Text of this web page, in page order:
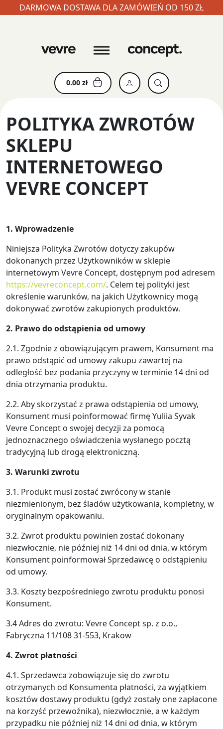
DARMOWA DOSTAWA DLA ZAMÓWIEŃ OD 150 ZŁ
0.00 zł
POLITYKA ZWROTÓW
SKLEPU
INTERNETOWEGO
VEVRE CONCEPT
1. Wprowadzenie
Niniejsza Polityka Zwrotów dotyczy zakupów
dokonanych przez Użytkowników w sklepie
internetowym Vevre Concept, dostępnym pod adresem
https://vevreconcept.com/. Celem tej polityki jest
określenie warunków, na jakich Użytkownicy mogą
dokonywać zwrotów zakupionych produktów.
2. Prawo do odstąpienia od umowy
2.1. Zgodnie z obowiązującym prawem, Konsument ma
prawo odstąpić od umowy zakupu zawartej na
odległość bez podania przyczyny w terminie 14 dni od
dnia otrzymania produktu.
2.2. Aby skorzystać z prawa odstąpienia od umowy,
Konsument musi poinformować firmę Yuliia Syvak
Vevre Concept o swojej decyzji za pomocą
jednoznacznego oświadczenia wysłanego pocztą
tradycyjną lub drogą elektroniczną.
3. Warunki zwrotu
3.1. Produkt musi zostać zwrócony w stanie
niezmienionym, bez śladów użytkowania, kompletny, w
oryginalnym opakowaniu.
3.2. Zwrot produktu powinien zostać dokonany
niezwłocznie, nie później niż 14 dni od dnia, w którym
Konsument poinformował Sprzedawcę o odstąpieniu
od umowy.
3.3. Koszty bezpośredniego zwrotu produktu ponosi
Konsument.
3.4 Adres do zwrotu: Vevre Concept sp. z o.o.,
Fabryczna 11/108 31-553, Krakow
4. Zwrot płatności
4.1. Sprzedawca zobowiązuje się do zwrotu
otrzymanych od Konsumenta płatności, za wyjątkiem
kosztów dostawy produktu (gdyż zostały one zapłacone
na korzyść przewoźnika), niezwłocznie, a w każdym
przypadku nie później niż 14 dni od dnia, w którym